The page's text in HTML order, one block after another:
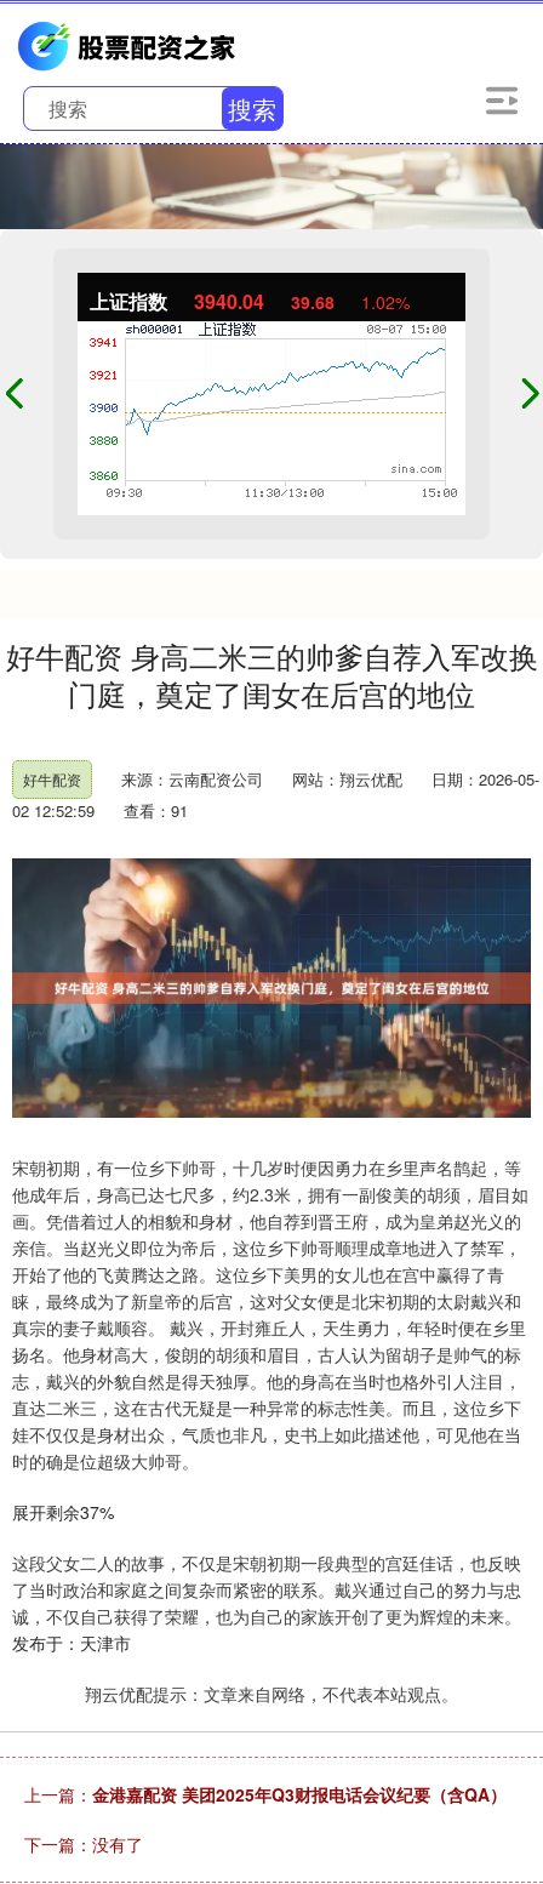
搜索
上证指数 3940.04 39.68 1.02%
好牛配资 身高二米三的帅爹自荐入军改换
门庭，奠定了闺女在后宫的地位
好牛配资 来源：云南配资公司 网站：翔云优配
日期：2026-05-
02 12:52:59
查看：91
宋朝初期，有一位乡下帅哥，十几岁时便因勇力在乡里声名鹊起，等
他成年后，身高已达七尺多，约2.3米，拥有一副俊美的胡须，眉目如
画。凭借着过人的相貌和身材，他自荐到晋王府，成为皇弟赵光义的
亲信。当赵光义即位为帝后，这位乡下帅哥顺理成章地进入了禁军，
开始了他的飞黄腾达之路。这位乡下美男的女儿也在宫中赢得了青
睐，最终成为了新皇帝的后宫，这对父女便是北宋初期的太尉戴兴和
真宗的妻子戴顺容。 戴兴，开封雍丘人，天生勇力，年轻时便在乡里
扬名。他身材高大，俊朗的胡须和眉目，古人认为留胡子是帅气的标
志，戴兴的外貌自然是得天独厚。他的身高在当时也格外引人注目，
直达二米三，这在古代无疑是一种异常的标志性美。而且，这位乡下
娃不仅仅是身材出众，气质也非凡，史书上如此描述他，可见他在当
时的确是位超级大帅哥。
展开剩余37%
这段父女二人的故事，不仅是宋朝初期一段典型的宫廷佳话，也反映
了当时政治和家庭之间复杂而紧密的联系。戴兴通过自己的努力与忠
诚，不仅自己获得了荣耀，也为自己的家族开创了更为辉煌的未来。
发布于：天津市
翔云优配提示：文章来自网络，不代表本站观点。
上一篇： 金港嘉配资 美团2025年Q3财报电话会议纪要（含QA）
下一篇：没有了